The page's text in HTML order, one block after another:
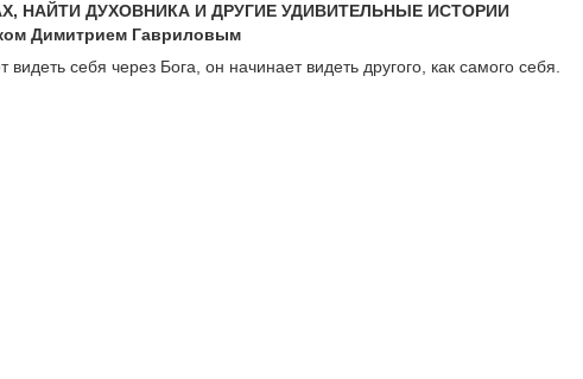
НАЙТИ ДУХОВНИКА И ДРУГИЕ УДИВИТЕЛЬНЫЕ ИСТОРИИ
Димитрием Гавриловым
видеть себя через Бога, он начинает видеть другого, как самого себя.